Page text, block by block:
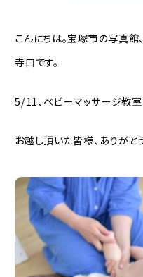
こんにちは。宝塚市の写真館
寺口です。
5/11、ベビーマッサージ教室
お越し頂いた皆様、ありが